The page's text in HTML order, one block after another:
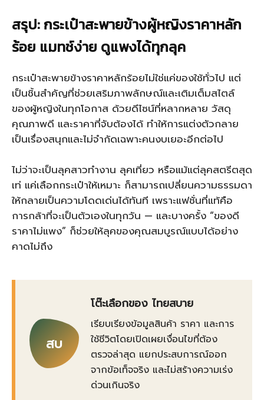
สรุป: กระเป๋าสะพายข้างผู้หญิงราคาหลัก
ร้อย แมทช์ง่าย ดูแพงได้ทุกลุค
กระเป๋าสะพายข้างราคาหลักร้อยไม่ใช่แค่ของใช้ทั่วไป แต่
เป็นชิ้นสำคัญที่ช่วยเสริมภาพลักษณ์และเติมเต็มสไตล์
ของผู้หญิงในทุกโอกาส ด้วยดีไซน์ที่หลากหลาย วัสดุ
คุณภาพดี และราคาที่จับต้องได้ ทำให้การแต่งตัวกลาย
เป็นเรื่องสนุกและไม่จำกัดเฉพาะคนงบเยอะอีกต่อไป
ไม่ว่าจะเป็นลุคสาวทำงาน ลุคเที่ยว หรือแม้แต่ลุคสตรีตสุด
เท่ แค่เลือกกระเป๋าให้เหมาะ ก็สามารถเปลี่ยนความธรรมดา
ให้กลายเป็นความโดดเด่นได้ทันที เพราะแฟชั่นที่แท้คือ
การกล้าที่จะเป็นตัวเองในทุกวัน — และบางครั้ง “ของดี
ราคาไม่แพง” ก็ช่วยให้ลุคของคุณสมบูรณ์แบบได้อย่าง
คาดไม่ถึง
สบ
โต๊ะเลือกของ ไทยสบาย
เรียบเรียงข้อมูลสินค้า ราคา และการ
ใช้ชีวิตโดยเปิดเผยเงื่อนไขที่ต้อง
ตรวจล่าสุด แยกประสบการณ์ออก
จากข้อเท็จจริง และไม่สร้างความเร่ง
ด่วนเกินจริง